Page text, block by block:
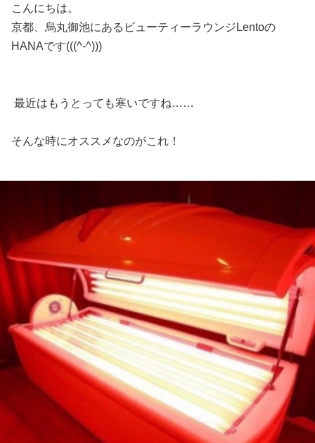
こんにちは。
京都、烏丸御池にあるビューティーラウンジLentoの
HANAです(((^-^)))
最近はもうとっても寒いですね……
そんな時にオススメなのがこれ！